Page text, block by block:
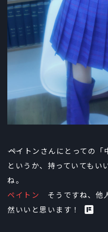
――ペイトンさんにとっての
というか、持っていてもい
ね。
ペイトン そうですね、他
然いいと思います！